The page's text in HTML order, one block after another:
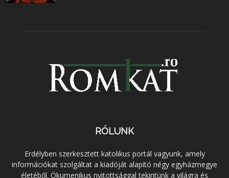
RÓLUNK
Erdélyben szerkesztett katolikus portál vagyunk, amely
információkat szolgáltat a kiadóját alapító négy egyházmegye
életéből. Ökumenikus nyitottsággal tekintünk a világra és